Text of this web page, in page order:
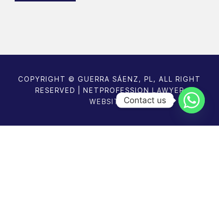
COPYRIGHT © GUERRA SÁENZ, PL, ALL RIGHT
RESERVED | NETPROFESSION LAWYER
WEBSITESContact us